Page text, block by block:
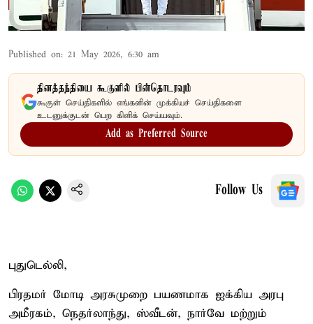
Published on: 21 May 2026, 6:30 am
தினத்தந்தியை கூகுளில் பின்தொடரவும்
கூகுள் செய்திகளில் எங்களின் முக்கியச் செய்திகளை
உடனுக்குடன் பெற கிளிக் செய்யவும்.
Add as Preferred Source
Follow Us
புதுடெல்லி,
பிரதமர் மோடி அரசுமுறை பயணமாக ஐக்கிய அரபு
அமீரகம், நெதர்லாந்து, ஸ்வீடன், நார்வே மற்றும்